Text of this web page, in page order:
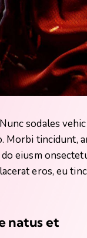
sodales
Morbi tincidunt,
eiusm
eros, eu
natus et